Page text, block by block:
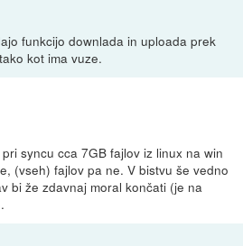
funkcijo downlada in uploada prek
kot ima vuze.
syncu cca 7GB fajlov iz linux na win
(vseh) fajlov pa ne. V bistvu še vedno
bi že zdavnaj moral končati (je na